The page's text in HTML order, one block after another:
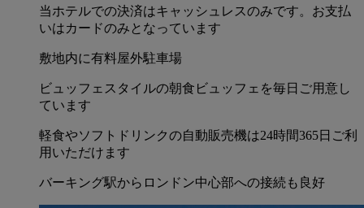
当ホテルでの決済はキャッシュレスのみです。お支払
いはカードのみとなっています
敷地内に有料屋外駐車場
ビュッフェスタイルの朝食ビュッフェを毎日ご用意し
ています
軽食やソフトドリンクの自動販売機は24時間365日ご利
用いただけます
バーキング駅からロンドン中心部への接続も良好